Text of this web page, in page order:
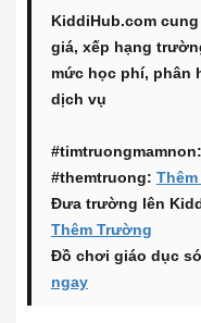
KiddiHub.com
giá, xếp hạng
mức học phí, phân
dịch vụ
#timtruongmamnon:
#themtruong:
Đưa trường lên
Thêm Trường
Đồ chơi giáo dục
ngay